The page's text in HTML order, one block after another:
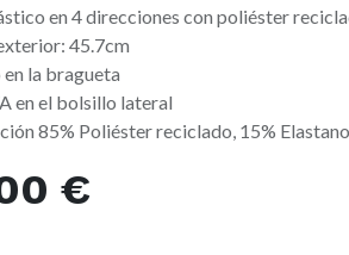
en 4 direcciones con poliéster
45.7cm
la bragueta
en el bolsillo lateral
85% Poliéster reciclado, 15% Elastano
€